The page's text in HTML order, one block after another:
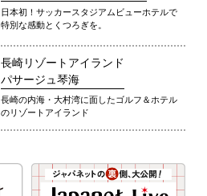
日本初！サッカースタジアムビューホテルで
特別な感動とくつろぎを。
長崎リゾートアイランド
パサージュ琴海
長崎の内海・大村湾に面したゴルフ＆ホテル
のリゾートアイランド